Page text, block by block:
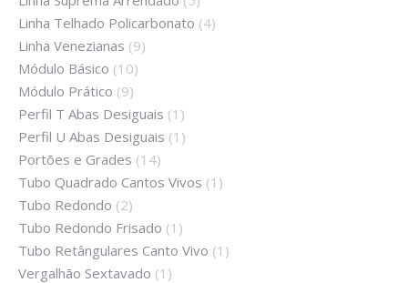
Linha Telhado Policarbonato (4)
Linha Venezianas (9)
Módulo Básico (10)
Módulo Prático (9)
Perfil T Abas Desiguais (1)
Perfil U Abas Desiguais (1)
Portões e Grades (14)
Tubo Quadrado Cantos Vivos (1)
Tubo Redondo (2)
Tubo Redondo Frisado (1)
Tubo Retângulares Canto Vivo (1)
Vergalhão Sextavado (1)